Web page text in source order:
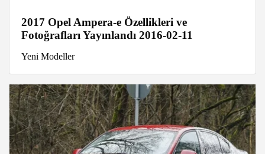
2017 Opel Ampera-e Özellikleri ve
Fotoğrafları Yayınlandı 2016-02-11
Yeni Modeller